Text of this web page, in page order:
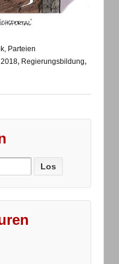
Parteien
, Regierungsbildung,